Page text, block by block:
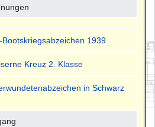
Bootskriegsabzeichen 1939
Kreuz 2. Klasse
in Schwarz